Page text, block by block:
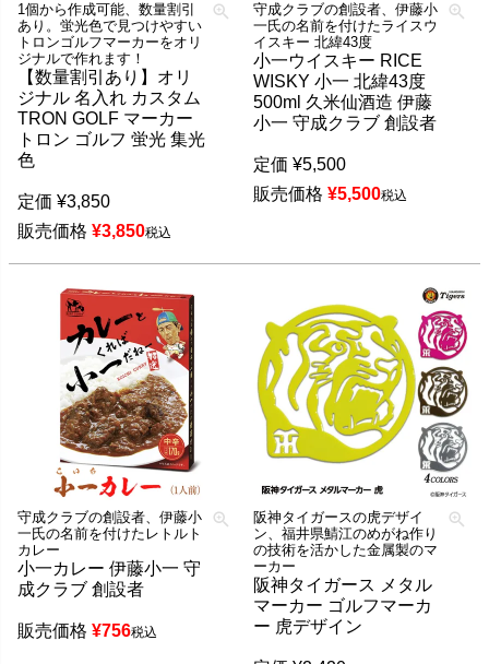
1個から作成可能、数量割引
あり。蛍光色で見つけやすい
トロンゴルフマーカーをオリ
ジナルで作れます！
【数量割引あり】オリ
ジナル 名入れ カスタム
TRON GOLF マーカー
トロン ゴルフ 蛍光 集光
色
定価 ¥3,850
販売価格 ¥3,850税込
守成クラブの創設者、伊藤小
一氏の名前を付けたライスウ
イスキー 北緯43度
小一ウイスキー RICE
WISKY 小一 北緯43度
500ml 久米仙酒造 伊藤
小一 守成クラブ 創設者
定価 ¥5,500
販売価格 ¥5,500税込
守成クラブの創設者、伊藤小
一氏の名前を付けたレトルト
カレー
小一カレー 伊藤小一 守
成クラブ 創設者
販売価格 ¥756税込
阪神タイガースの虎デザイ
ン、福井県鯖江のめがね作り
の技術を活かした金属製のマ
ーカー
阪神タイガース メタル
マーカー ゴルフマーカ
ー 虎デザイン